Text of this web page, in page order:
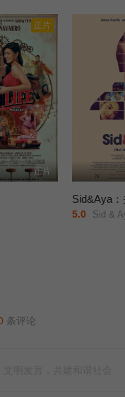
正片
正片
Sid&Aya
5.0 Sid &
条评论